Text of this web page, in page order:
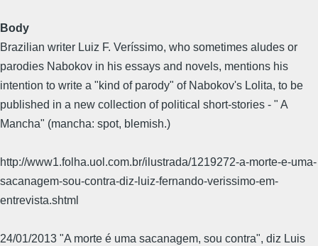
Body
Brazilian writer Luiz F. Veríssimo, who sometimes aludes or
parodies Nabokov in his essays and novels, mentions his
intention to write a "kind of parody" of Nabokov's Lolita, to be
published in a new collection of political short-stories - " A
Mancha" (mancha: spot, blemish.)
http://www1.folha.uol.com.br/ilustrada/1219272-a-morte-e-uma-
sacanagem-sou-contra-diz-luiz-fernando-verissimo-em-
entrevista.shtml
24/01/2013 "A morte é uma sacanagem, sou contra", diz Luis